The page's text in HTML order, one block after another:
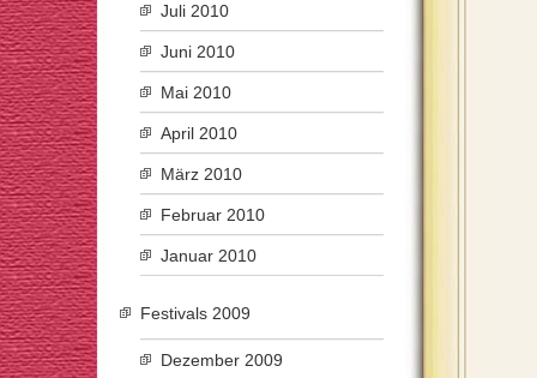
Juli 2010
Juni 2010
Mai 2010
April 2010
März 2010
Februar 2010
Januar 2010
Festivals 2009
Dezember 2009